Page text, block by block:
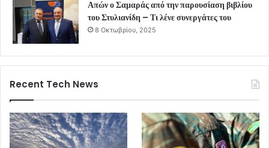
Απών ο Σαμαράς από την παρουσίαση βιβλίου
του Στυλιανίδη – Τι λένε συνεργάτες του
8 Οκτωβρίου, 2025
Recent Tech News